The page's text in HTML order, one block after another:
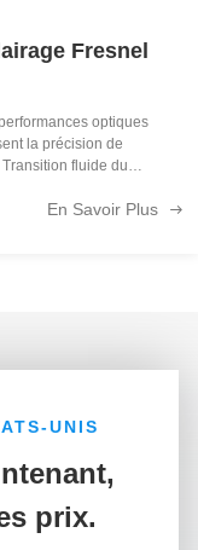
Fresnel
optiques
la précision de
fluide du
En Savoir Plus
UNIS
prix.